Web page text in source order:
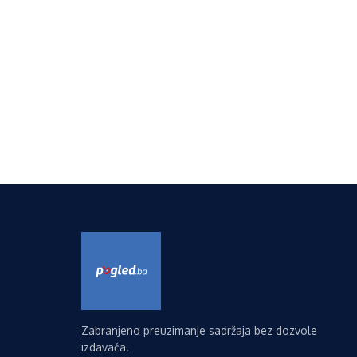
Zabranjeno preuzimanje sadržaja bez dozvole
izdavača.